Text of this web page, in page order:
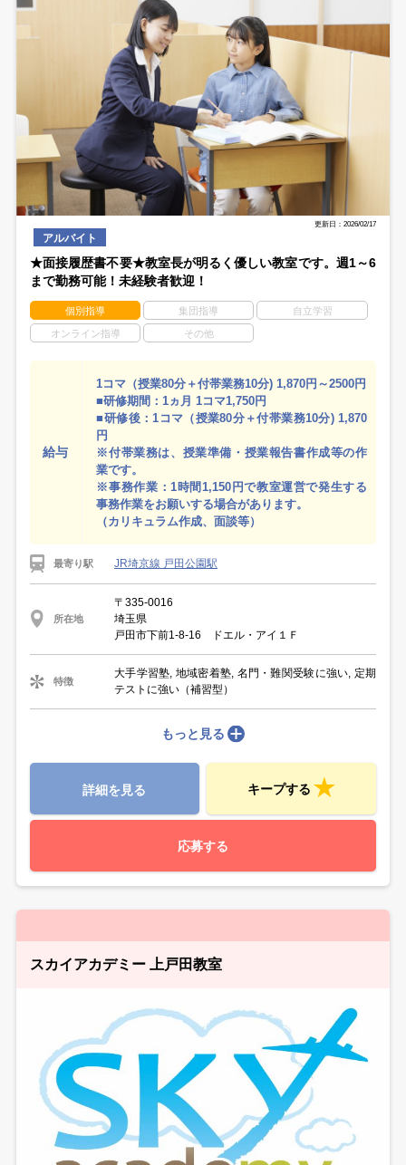
更新日：2026/02/17
アルバイト
★面接履歴書不要★教室長が明るく優しい教室です。週1～6
まで勤務可能！未経験者歓迎！
個別指導 集団指導 自立学習
オンライン指導 その他
給与
1コマ（授業80分＋付帯業務10分) 1,870円～2500円
■研修期間：1ヵ月 1コマ1,750円
■研修後：1コマ（授業80分＋付帯業務10分) 1,870
円
※付帯業務は、授業準備・授業報告書作成等の作
業です。
※事務作業：1時間1,150円で教室運営で発生する
事務作業をお願いする場合があります。
（カリキュラム作成、面談等）
最寄り駅 JR埼京線 戸田公園駅
所在地
〒335-0016
埼玉県
戸田市下前1-8-16 ドエル・アイ１Ｆ
特徴
大手学習塾, 地域密着塾, 名門・難関受験に強い, 定期
テストに強い（補習型）
もっと見る
詳細を見る キープする
応募する
スカイアカデミー 上戸田教室